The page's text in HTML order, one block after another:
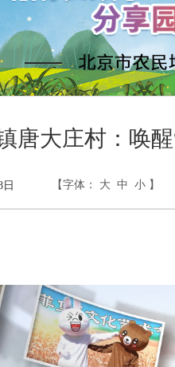
唐大庄村：唤
【字体： 大 中 小 】